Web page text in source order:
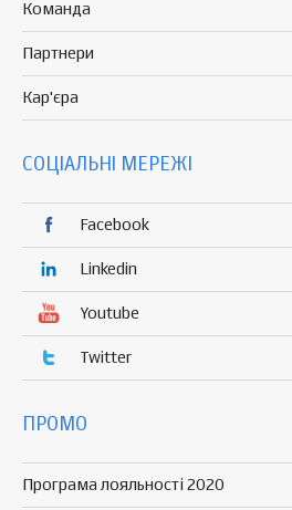
Команда
Партнери
Кар'єра
СОЦІАЛЬНІ МЕРЕЖІ
Facebook
Linkedin
Youtube
Twitter
ПРОМО
Програма лояльності 2020